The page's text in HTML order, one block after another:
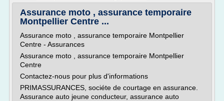
Assurance moto , assurance temporaire
Montpellier Centre ...
Assurance moto , assurance temporaire Montpellier
Centre - Assurances
Assurance moto , assurance temporaire Montpellier
Centre
Contactez-nous pour plus d'informations
PRIMASSURANCES, sociéte de courtage en assurance.
Assurance auto jeune conducteur, assurance auto